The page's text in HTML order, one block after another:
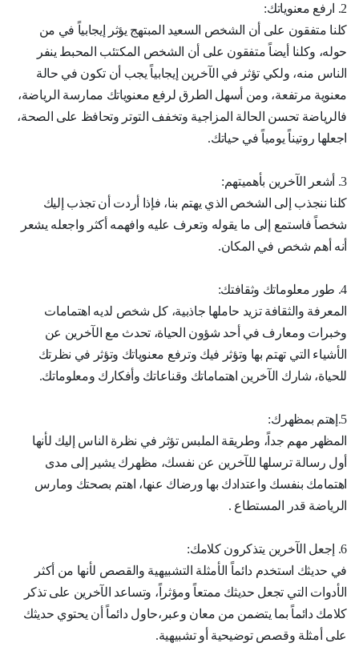
2. ارفع معنوياتك:
كلنا متفقون على أن الشخص السعيد المبتهج يؤثر إيجابياً في من
حوله، وكلنا أيضاً متفقون على أن الشخص المكتئب المحبط ينفر
الناس منه، ولكي تؤثر في الآخرين إيجابياً يجب أن تكون في حالة
معنوية مرتفعة، ومن أسهل الطرق لرفع معنوياتك ممارسة الرياضة،
فالرياضة تحسن الحالة المزاجية وتخفف التوتر وتحافظ على الصحة،
اجعلها روتيناً يومياً في حياتك.
3. أشعر الآخرين بأهميتهم:
كلنا ننجذب إلى الشخص الذي يهتم بنا، فإذا أردت أن تجذب إليك
شخصاً فاستمع إلى ما يقوله وتعرف عليه وافهمه أكثر واجعله يشعر
أنه أهم شخص في المكان.
4. طور معلوماتك وثقافتك:
المعرفة والثقافة تزيد حاملها جاذبية، كل شخص لديه اهتمامات
وخبرات ومعارف في أحد شؤون الحياة، تحدث مع الآخرين عن
الأشياء التي تهتم بها وتؤثر فيك وترفع معنوياتك وتؤثر في نظرتك
للحياة، شارك الآخرين اهتماماتك وقناعاتك وأفكارك ومعلوماتك.
5.إهتم بمظهرك:
المظهر مهم جداً، وطريقة الملبس تؤثر في نظرة الناس إليك لأنها
أول رسالة ترسلها للآخرين عن نفسك، مظهرك يشير إلى مدى
اهتمامك بنفسك واعتدادك بها ورضاك عنها، اهتم بصحتك ومارس
الرياضة قدر المستطاع .
6. إجعل الآخرين يتذكرون كلامك:
في حديثك استخدم دائماً الأمثلة التشبيهية والقصص لأنها من أكثر
الأدوات التي تجعل حديثك ممتعاً ومؤثراً، وتساعد الآخرين على تذكر
كلامك دائماً بما يتضمن من معان وعبر،حاول دائماً أن يحتوي حديثك
على أمثلة وقصص توضيحية أو تشبيهية.